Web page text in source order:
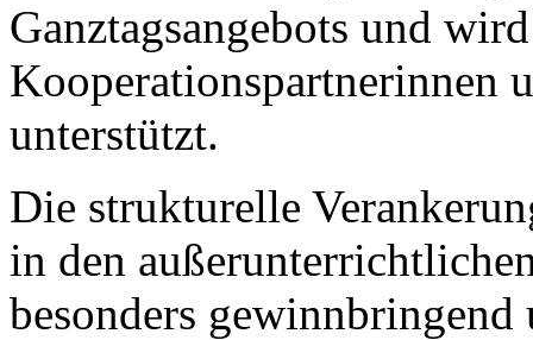
Ganztagsangebots und
Kooperationspartnerinnen
unterstützt.
Die strukturelle
in den
besonders gewinnbringend